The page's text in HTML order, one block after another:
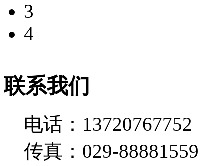
3
4
联系我们
电话：13720767752
传真：029-88881559